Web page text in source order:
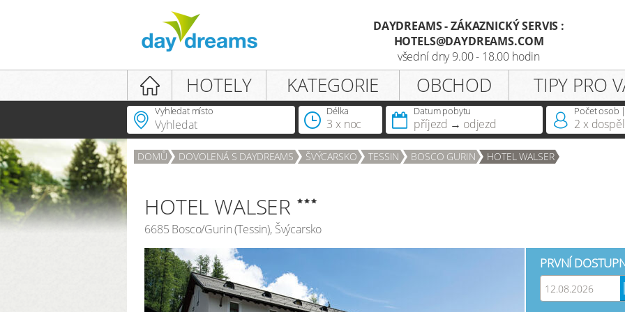
Login
PŘIHLÁŠENÍ
Registrace
Oslovení
Vlastníte již členství daydreams?
DAYDREAMS - ZÁKAZNICKÝ SERVIS :
HOTELS@DAYDREAMS.COM
všední dny 9.00 - 18.00 hodin
HOTELY KATEGORIE OBCHOD TIPY PRO
Vyhledat místo
Délka
pobytu
3 x noc
Datum pobytu
příjezd odjezd
Počet osob
2 x
DOMŮ DOVOLENÁ S DAYDREAMS ŠVÝCARSKO TESSIN BOSCO GURIN HOTEL WALSER
HOTEL WALSER
6685 Bosco/Gurin(Tessin), Švýcarsko
PRVNÍ